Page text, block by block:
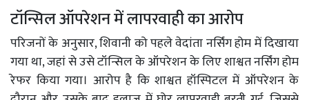
टॉन्सिल ऑपरेशन में लापरवाही का आरोप
परिजनों के अनुसार, शिवानी को पहले वेदांता नर्सिंग होम में दिखाया
गया था, जहां से उसे टॉन्सिल के ऑपरेशन के लिए शाश्वत नर्सिंग होम
रेफर किया गया। आरोप है कि शाश्वत हॉस्पिटल में ऑपरेशन के